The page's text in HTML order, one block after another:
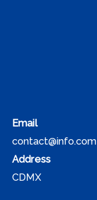
Email
contact@info.com
Address
CDMX